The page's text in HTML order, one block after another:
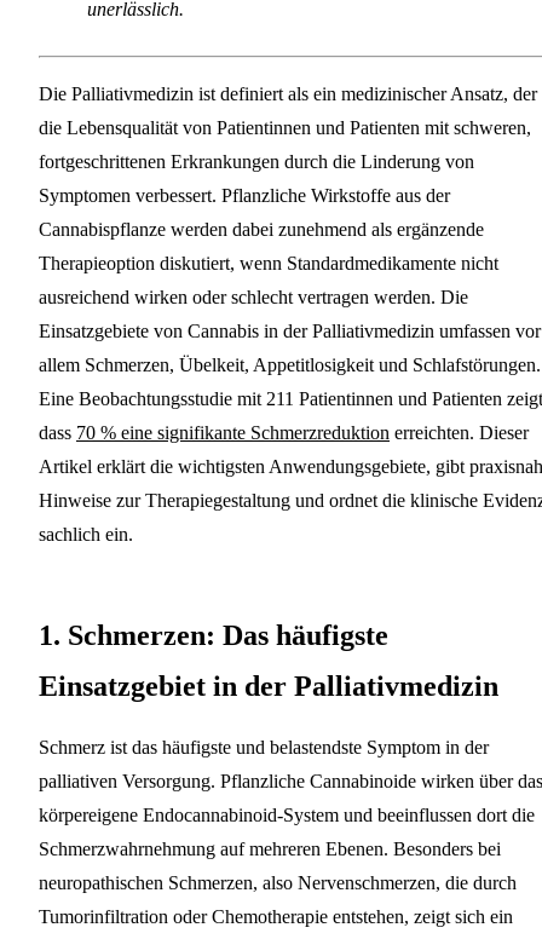
unerlässlich.
Die Palliativmedizin ist definiert als ein medizinischer Ansatz, der
die Lebensqualität von Patientinnen und Patienten mit schweren,
fortgeschrittenen Erkrankungen durch die Linderung von
Symptomen verbessert. Pflanzliche Wirkstoffe aus der
Cannabispflanze werden dabei zunehmend als ergänzende
Therapieoption diskutiert, wenn Standardmedikamente nicht
ausreichend wirken oder schlecht vertragen werden. Die
Einsatzgebiete von Cannabis in der Palliativmedizin umfassen vor
allem Schmerzen, Übelkeit, Appetitlosigkeit und Schlafstörungen.
Eine Beobachtungsstudie mit 211 Patientinnen und Patienten
dass 70 % eine signifikante Schmerzreduktion erreichten. Dieser
Artikel erklärt die wichtigsten Anwendungsgebiete, gibt
Hinweise zur Therapiegestaltung und ordnet die klinische
sachlich ein.
1. Schmerzen: Das häufigste
Einsatzgebiet in der Palliativmedizin
Schmerz ist das häufigste und belastendste Symptom in der
palliativen Versorgung. Pflanzliche Cannabinoide wirken über das
körpereigene Endocannabinoid-System und beeinflussen dort die
Schmerzwahrnehmung auf mehreren Ebenen. Besonders bei
neuropathischen Schmerzen, also Nervenschmerzen, die durch
Tumorinfiltration oder Chemotherapie entstehen, zeigt sich ein